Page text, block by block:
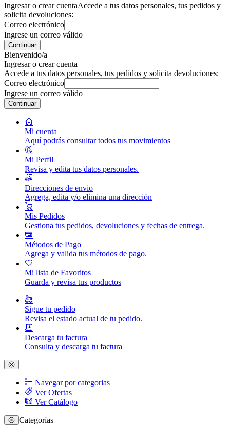
Ingresar o crear cuentaAccede a tus datos personales, tus pedidos y
solicita devoluciones:
Correo electrónico
Ingrese un correo válido
Continuar
Bienvenido/a
Ingresar o crear cuenta
Accede a tus datos personales, tus pedidos y solicita devoluciones:
Correo electrónico
Ingrese un correo válido
Continuar
Mi cuenta
Aquí podrás consultar todos tus movimientos
Mi Perfil
Revisa y edita tus datos personales.
Direcciones de envio
Agrega, edita y/o elimina una dirección
Mis Pedidos
Gestiona tus pedidos, devoluciones y fechas de entrega.
Métodos de Pago
Agrega y valida tus métodos de pago.
Mi lista de Favoritos
Guarda y revisa tus productos
Sigue tu pedido
Revisa el estado actual de tu pedido.
Descarga tu factura
Consulta y descarga tu factura
Navegar por categorias
Ver Ofertas
Ver Catálogo
Categorías